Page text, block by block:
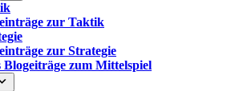
zur Taktik
zur Strategie
Blogeiträge zum Mittelspiel